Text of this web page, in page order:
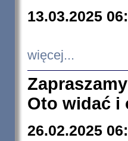
13.03.2025
więcej...
Oto widać i
26.02.2025